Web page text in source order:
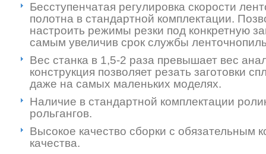
Бесступенчатая регулировка скорости
полотна в стандартной комплектации.
настроить режимы резки под конкретную
самым увеличив срок службы
Вес станка в 1,5-2 раза превышает вес
конструкция позволяет резать заготовки
даже на самых маленьких моделях.
Наличие в стандартной комплектации
рольгангов.
Высокое качество сборки с обязательным
качества.